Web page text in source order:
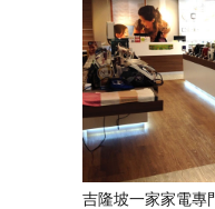
吉隆坡一家家電專